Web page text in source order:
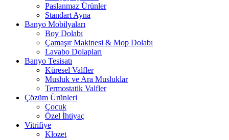
Paslanmaz Ürünler
Standart Ayna
Banyo Mobilyaları
Boy Dolabı
Çamaşır Makinesi & Mop Dolabı
Lavabo Dolapları
Banyo Tesisatı
Küresel Valfler
Musluk ve Ara Musluklar
Termostatik Valfler
Çözüm Ürünleri
Çocuk
Özel İhtiyaç
Vitrifiye
Klozet